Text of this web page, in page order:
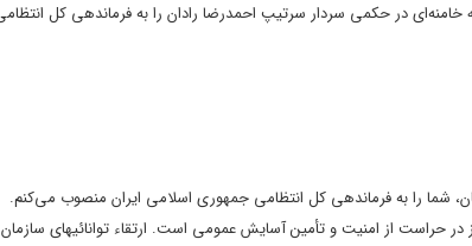
خامنه‌ای در حکمی سردار سرتیپ احمدرضا رادان را به فرماندهی کل
شما را به فرماندهی کل انتظامی جمهوری اسلامی ایران منصوب می‌کنم.
حراست از امنیت و تأمین آسایش عمومی است. ارتقاء توانائیهای